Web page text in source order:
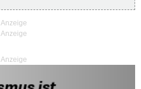
Anzeige